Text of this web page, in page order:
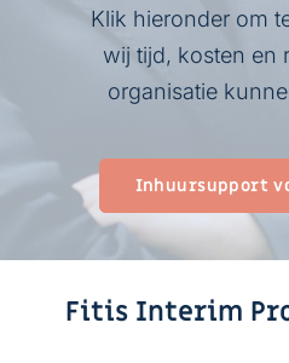
Klik hieronder om
wij tijd, kosten en
organisatie
Inhuursupport
Fitis Interim